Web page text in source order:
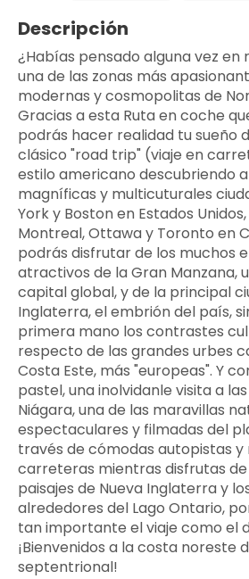
Descripción
¿Habías pensado alguna vez
una de las zonas más
modernas y cosmopolitas de
Gracias a esta Ruta en coche
podrás hacer realidad tu sueño
clásico "road trip" (viaje en
estilo americano descubriendo
magníficas y multicuturales
York y Boston en Estados
Montreal, Ottawa y Toronto en
podrás disfrutar de los muchos
atractivos de la Gran Manzana,
capital global, y de la principal
Inglaterra, el embrión del país,
primera mano los contrastes
respecto de las grandes urbes
Costa Este, más "europeas". Y
pastel, una inolvidanle visita a
Niágara, una de las maravillas
espectaculares y filmadas del
través de cómodas autopistas y
carreteras mientras disfrutas
paisajes de Nueva Inglaterra y
alrededores del Lago Ontario,
tan importante el viaje como el
¡Bienvenidos a la costa noreste
septentrional!